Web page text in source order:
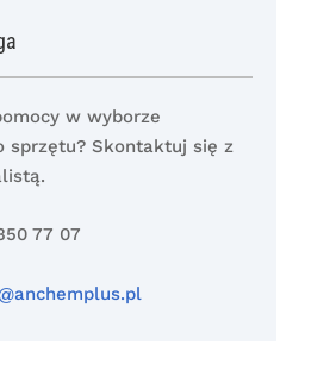
w wyborze
sprzętu? Skontaktuj się z
77 07